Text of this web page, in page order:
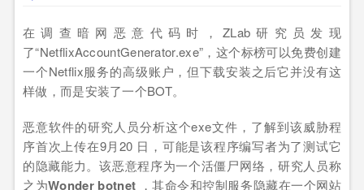
在调查暗网恶意代码时，ZLab研究员发现
了“NetflixAccountGenerator.exe”，这个标榜可以免费创建
一个Netflix服务的高级账户，但下载安装之后它并没有这
样做，而是安装了一个BOT。
恶意软件的研究人员分析这个exe文件，了解到该威胁程
序首次上传在9月20 日，可能是该程序编写者为了测试它
的隐藏能力。该恶意程序为一个活僵尸网络，研究人员称
之为Wonder botnet ，其命令和控制服务隐藏在一个网站